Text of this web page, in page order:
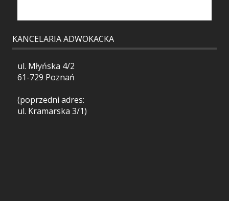
KANCELARIA ADWOKACKA
ul. Młyńska 4/2
61-729 Poznań
(poprzedni adres:
ul. Kramarska 3/1)